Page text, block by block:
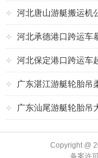
河北唐山游艇搬运机
河北承德港口跨运车
河北保定港口跨运车
广东湛江游艇轮胎吊
广东汕尾游艇轮胎吊
Copyright @
备案许